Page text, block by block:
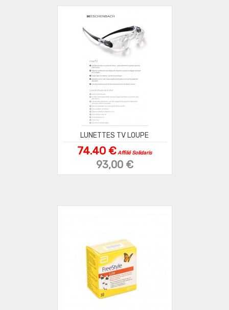
LUNETTES TV LOUPE
74.40 €Affilié Solidaris
93,00 €